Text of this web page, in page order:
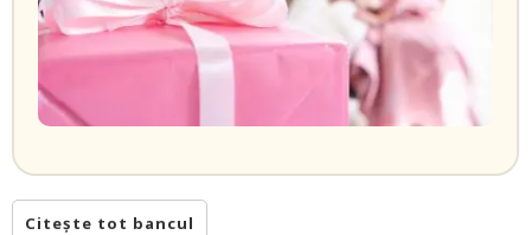
Citește tot bancul